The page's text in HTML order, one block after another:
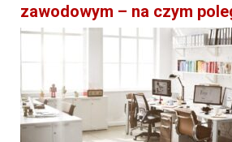
zawodowym – na czym